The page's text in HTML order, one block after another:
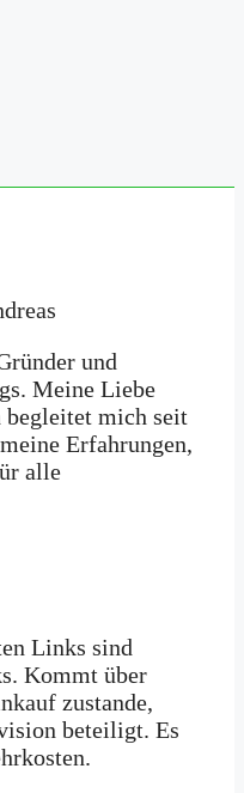
und
Meine Liebe
begleitet mich seit
Erfahrungen,
alle
Links sind
Kommt über
zustande,
beteiligt. Es